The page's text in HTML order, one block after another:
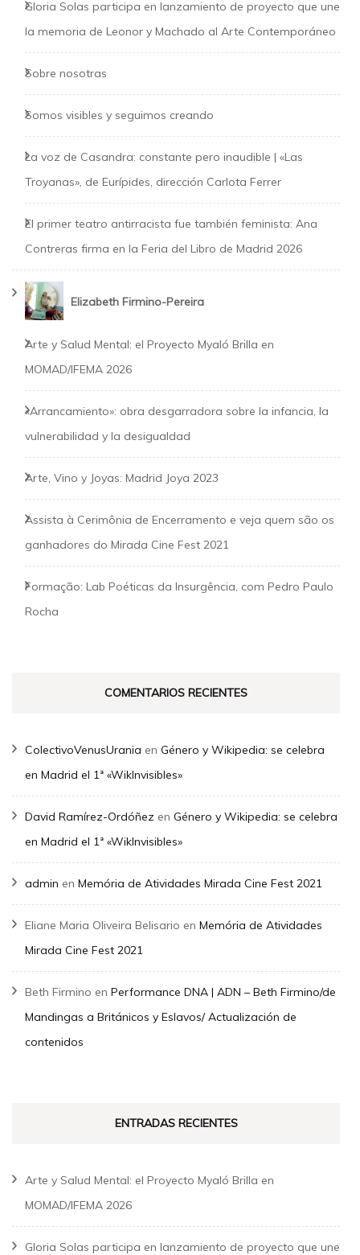
Gloria Solas participa en lanzamiento de proyecto que une
la memoria de Leonor y Machado al Arte Contemporáneo
Sobre nosotras
Somos visibles y seguimos creando
La voz de Casandra: constante pero inaudible | «Las
Troyanas», de Eurípides, dirección Carlota Ferrer
El primer teatro antirracista fue también feminista: Ana
Contreras firma en la Feria del Libro de Madrid 2026
Elizabeth Firmino-Pereira
Arte y Salud Mental: el Proyecto Myaló Brilla en
MOMAD/IFEMA 2026
«Arrancamiento»: obra desgarradora sobre la infancia, la
vulnerabilidad y la desigualdad
Arte, Vino y Joyas: Madrid Joya 2023
Assista à Cerimônia de Encerramento e veja quem são os
ganhadores do Mirada Cine Fest 2021
Formação: Lab Poéticas da Insurgência, com Pedro Paulo
Rocha
COMENTARIOS RECIENTES
ColectivoVenusUrania en Género y Wikipedia: se celebra
en Madrid el 1ª «WikInvisibles»
David Ramírez-Ordóñez en Género y Wikipedia: se celebra
en Madrid el 1ª «WikInvisibles»
admin en Memória de Atividades Mirada Cine Fest 2021
Eliane Maria Oliveira Belisario en Memória de Atividades
Mirada Cine Fest 2021
Beth Firmino en Performance DNA | ADN – Beth Firmino/de
Mandingas a Británicos y Eslavos/ Actualización de
contenidos
ENTRADAS RECIENTES
Arte y Salud Mental: el Proyecto Myaló Brilla en
MOMAD/IFEMA 2026
Gloria Solas participa en lanzamiento de proyecto que une